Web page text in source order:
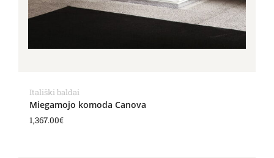
Itališki baldai
Miegamojo komoda Canova
1,367.00€